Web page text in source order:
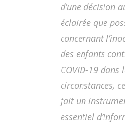
d’une décision
éclairée que
concernant
des enfants
COVID-19 dans
circonstances,
fait un
essentiel